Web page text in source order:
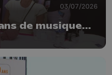
03/07/2026
de musique...